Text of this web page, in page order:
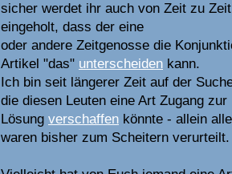
sicher werdet ihr auch von Zeit zu
eingeholt, dass der eine
oder andere Zeitgenosse die
Artikel "das" unterscheiden kann.
Ich bin seit längerer Zeit auf der
die diesen Leuten eine Art Zugang zur
Lösung verschaffen könnte - allein
waren bisher zum Scheitern verurteilt.